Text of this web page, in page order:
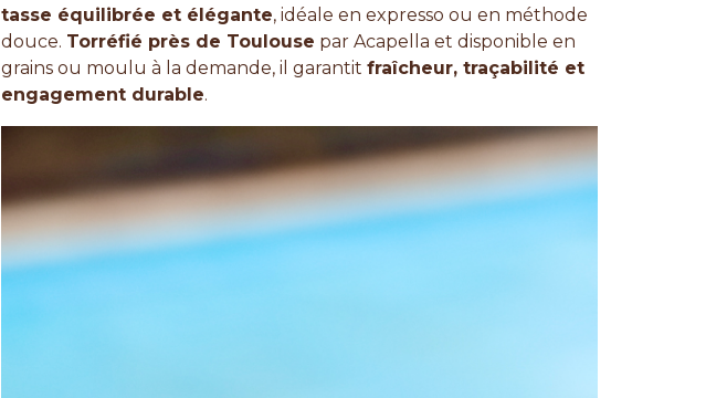
tasse équilibrée et élégante, idéale en expresso ou en méthode
douce. Torréfié près de Toulouse par Acapella et disponible en
grains ou moulu à la demande, il garantit fraîcheur, traçabilité et
engagement durable.